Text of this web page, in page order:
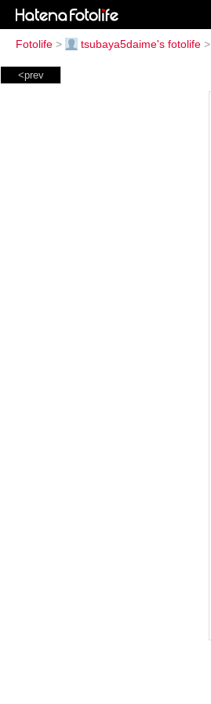
Fotolife > tsubaya5daime's fotolife >
<prev